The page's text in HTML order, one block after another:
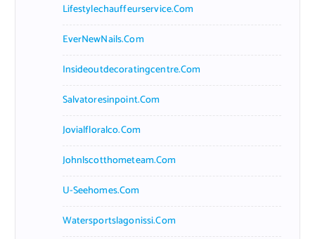
Lifestylechauffeurservice.com
EverNewNails.com
Insideoutdecoratingcentre.com
Salvatoresinpoint.com
Jovialfloralco.com
Johnlscotthometeam.com
U-Seehomes.com
Watersportslagonissi.com